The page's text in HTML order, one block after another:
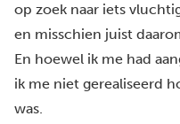
op zoek naar iets
en misschien juist
En hoewel ik me had
ik me niet gerealiseerd
was.